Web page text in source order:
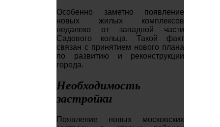
Особенно заметно появление
новых жилых комплексов
недалеко от западной части
Садового кольца. Такой факт
связан с принятием нового плана
по развитию и реконструкции
города.
Необходимость
застройки
Появление новых московских